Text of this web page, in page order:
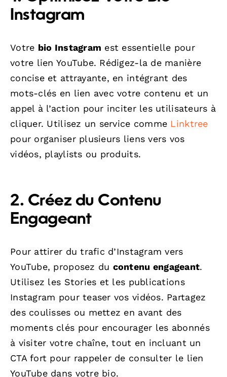
Instagram
Votre bio Instagram est essentielle pour
votre lien YouTube. Rédigez-la de manière
concise et attrayante, en intégrant des
mots-clés en lien avec votre contenu et un
appel à l’action pour inciter les utilisateurs à
cliquer. Utilisez un service comme Linktree
pour organiser plusieurs liens vers vos
vidéos, playlists ou produits.
2. Créez du Contenu
Engageant
Pour attirer du trafic d’Instagram vers
YouTube, proposez du contenu engageant.
Utilisez les Stories et les publications
Instagram pour teaser vos vidéos. Partagez
des coulisses ou mettez en avant des
moments clés pour encourager les abonnés
à visiter votre chaîne, tout en incluant un
CTA fort pour rappeler de consulter le lien
YouTube dans votre bio.